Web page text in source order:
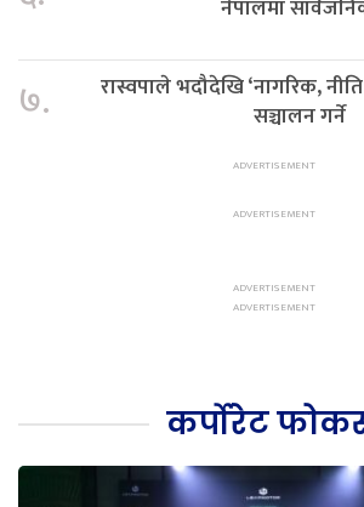
नेपालमा
७.
रास्वपाले भदौदेखि ‘नागरिक,
सञ्चालन गर्ने
कर्पोरेट